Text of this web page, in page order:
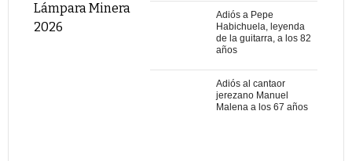
Lámpara Minera
2026
Adiós a Pepe
Habichuela, leyenda
de la guitarra, a los 82
años
Adiós al cantaor
jerezano Manuel
Malena a los 67 años